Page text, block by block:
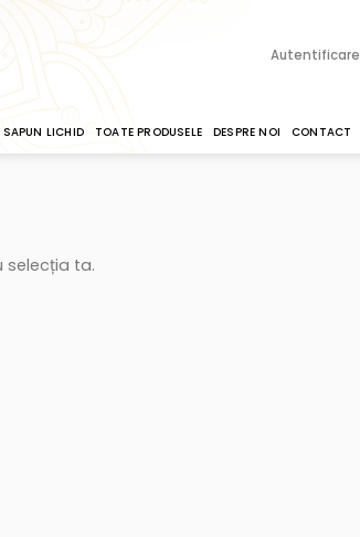
Autentificare
SAPUN LICHID TOATE PRODUSELE DESPRE NOI CONTACT
selecția ta.